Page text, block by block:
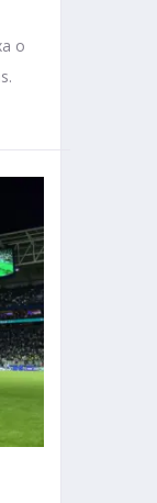
o